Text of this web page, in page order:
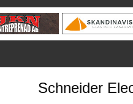
Schneider